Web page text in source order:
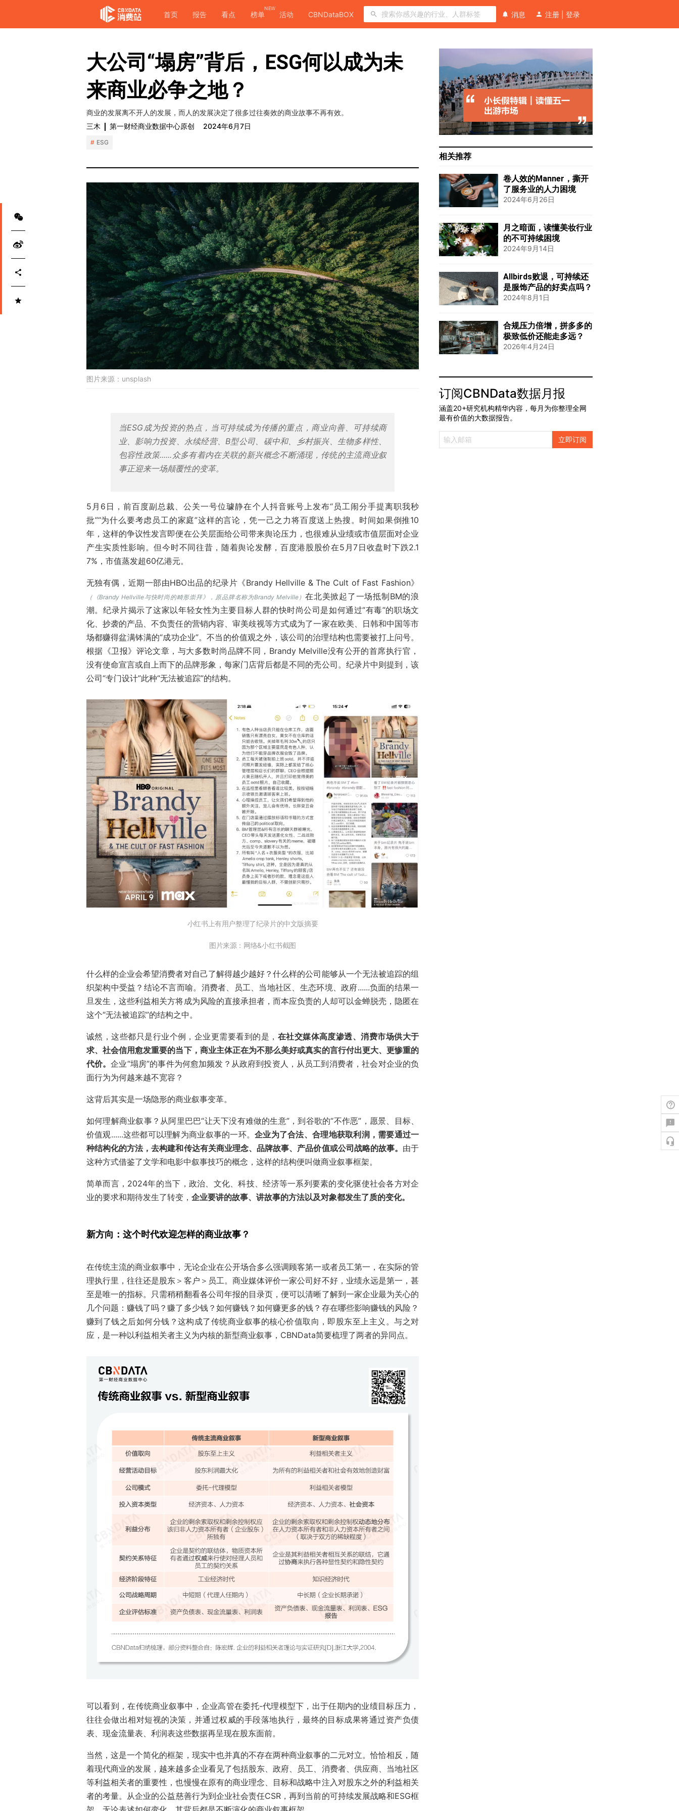
首页 报告 看点 榜单
NEW
活动 CBNDataBOX 消息 注册 登录
大公司“塌房”背后，ESG何以成为未
来商业必争之地？
商业的发展离不开人的发展，而人的发展决定了很多过往奏效的商业故事不再有效。
三木
第一财经商业数据中心原创 2024年6月7日
ESG
图片来源： unsplash
当ESG成为投资的热点， 当可持续成为传播的重点， 商业向善、可持续商
业、影响力投资、永续经营、B型公司、碳中和、
乡村振兴、生物多样性、
包容性政策......众多有着内在关联的新兴概念不断涌现， 传统的主流商业叙
事正迎来一场颠覆性的变革。
5月6日，前百度副总裁、公关一号位璩静在个人抖音账号上发布“员工闹分手提离职我秒
批”“为什么要考虑员工的家庭”这样的言论，凭一己之力将百度送上热搜。 时间如果倒推10
年，这样的争议性发言即便在公关层面给公司带来舆论压力，也很难从业绩或市值层面对企业
产生实质性影响。但今时不同往昔， 随着舆论发酵，百度港股股价在5月7日收盘时下跌2.1
7%，市值蒸发超60亿港元。
无独有偶，近期一部由HBO出品的纪录片《Brandy Hellville & The Cult of Fast Fashion》
（《Brandy Hellville与快时尚的畸形崇拜》，原品牌名称为Brandy Melville）在北美掀起了一场抵制BM的浪
潮。纪录片揭示了这家以年轻女性为主要目标人群的快时尚公司是如何通过“有毒”的职场文
化、抄袭的产品、不负责任的营销内容、审美歧视等方式成为了一家在欧美、日韩和中国等市
场都赚得盆满钵满的“成功企业”。不当的价值观之外，该公司的治理结构也需要被打上问号。
根据《卫报》评论文章，与大多数时尚品牌不同，Brandy Melville没有公开的首席执行官，
没有使命宣言或自上而下的品牌形象，每家门店背后都是不同的壳公司。纪录片中则提到，该
公司“专门设计”此种“无法被追踪”的结构。
小红书上有用户整理了纪录片的中文版摘要
图片来源： 网络&小红书截图
什么样的企业会希望消费者对自己了解得越少越好？什么样的公司能够从一个无法被追踪的组
织架构中受益？结论不言而喻。消费者、员工、当地社区、生态环境、政府......负面的结果一
旦发生，这些利益相关方将成为风险的直接承担者，而本应负责的人却可以金蝉脱壳，隐匿在
这个“无法被追踪”的结构之中。
诚然，这些都只是行业个例，企业更需要看到的是， 在社交媒体高度渗透、消费市场供大于
求、社会信用愈发重要的当下，商业主体正在为不那么美好或真实的言行付出更大、更惨重的
代价。企业“塌房”的事件为何愈加频发？从政府到投资人，从员工到消费者，社会对企业的负
面行为为何越来越不宽容？
这背后其实是一场隐形的商业叙事变革。
如何理解商业叙事？从阿里巴巴“让天下没有难做的生意”，到谷歌的“不作恶”，愿景、目标、
价值观......这些都可以理解为商业叙事的一环。企业为了合法、合理地获取利润，需要通过一
种结构化的方法，去构建和传达有关商业理念、品牌故事、产品价值或公司战略的故事。 由于
这种方式借鉴了文学和电影中叙事技巧的概念，这样的结构便叫做商业叙事框架。
简单而言，2024年的当下，政治、文化、科技、经济等一系列要素的变化驱使社会各方对企
业的要求和期待发生了转变， 企业要讲的故事、讲故事的方法以及对象都发生了质的变化。
新方向： 这个时代欢迎怎样的商业故事？
在传统主流的商业叙事中，无论企业在公开场合多么强调顾客第一或者员工第一，在实际的管
理执行里，往往还是股东＞客户＞员工。商业媒体评价一家公司好不好，业绩永远是第一，甚
至是唯一的指标。只需稍稍翻看各公司年报的目录页，便可以清晰了解到一家企业最为关心的
几个问题：赚钱了吗？赚了多少钱？如何赚钱？如何赚更多的钱？存在哪些影响赚钱的风险？
赚到了钱之后如何分钱？这构成了传统商业叙事的核心价值取向，即股东至上主义。与之对
应，是一种以利益相关者主义为内核的新型商业叙事，CBNData简要梳理了两者的异同点。
可以看到，在传统商业叙事中，企业高管在委托-代理模型下，出于任期内的业绩目标压力，
往往会做出相对短视的决策，并通过权威的手段落地执行，最终的目标成果将通过资产负债
表、现金流量表、利润表这些数据再呈现在股东面前。
当然，这是一个简化的框架，现实中也并真的不存在两种商业叙事的二元对立。恰恰相反，随
着现代商业的发展，越来越多企业看见了包括股东、政府、员工、消费者、供应商、当地社区
等利益相关者的重要性，也慢慢在原有的商业理念、目标和战略中注入对股东之外的利益相关
者的考量。从企业的公益慈善行为到企业社会责任CSR，再到当前的可持续发展战略和ESG框
相关推荐
卷人效的Manner，撕开
了服务业的人力困境
2024年6月26日
月之暗面，读懂美妆行业
的不可持续困境
2024年9月14日
Allbirds败退，可持续还
是服饰产品的好卖点吗？
2024年8月1日
合规压力倍增，拼多多的
极致低价还能走多远？
2026年4月24日
订阅CBNData数据月报
涵盖20+研究机构精华内容，每月为你整理全网
最有价值的大数据报告。
立即订阅